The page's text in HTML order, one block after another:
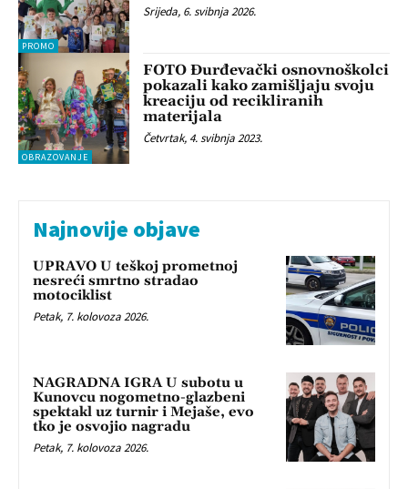
PROMO
Srijeda, 6. svibnja 2026.
OBRAZOVANJE
FOTO Đurđevački osnovnoškolci
pokazali kako zamišljaju svoju
kreaciju od recikliranih
materijala
Četvrtak, 4. svibnja 2023.
Najnovije objave
UPRAVO U teškoj prometnoj
nesreći smrtno stradao
motociklist
Petak, 7. kolovoza 2026.
NAGRADNA IGRA U subotu u
Kunovcu nogometno-glazbeni
spektakl uz turnir i Mejaše, evo
tko je osvojio nagradu
Petak, 7. kolovoza 2026.